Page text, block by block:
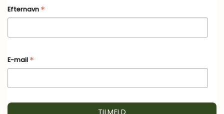
Efternavn *
E-mail *